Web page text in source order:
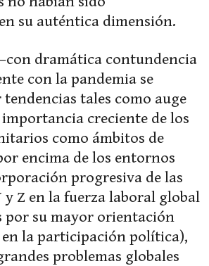
su auténtica dimensión.
dramática contundencia
con la pandemia se
tales como auge
creciente de los
como ámbitos de
encima de los entornos
progresiva de las
y Z en la fuerza laboral global
por su mayor orientación
en la participación política),
problemas globales